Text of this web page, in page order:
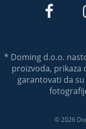

* Doming d.o.o.
proizvoda, prikaza
garantovati da
© 2026